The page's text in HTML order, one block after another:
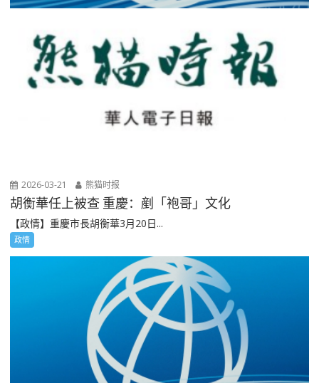
2026-03-21 熊猫时报
胡衡華任上被查 重慶：剷「袍哥」文化
【政情】重慶市長胡衡華3月20日...
政情